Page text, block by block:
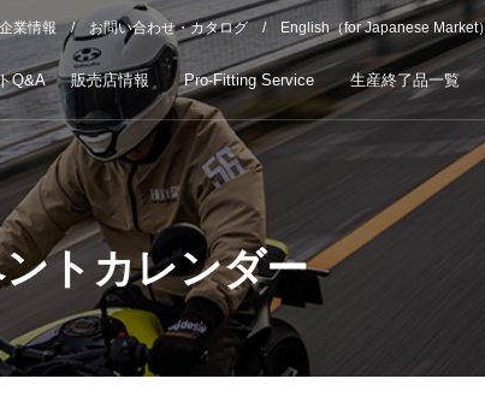
企業情報 お問い合わせ・カタログ English（for Japanese Market）
Q&A 販売店情報 Pro-Fitting Service 生産終了品一覧
トカレンダー